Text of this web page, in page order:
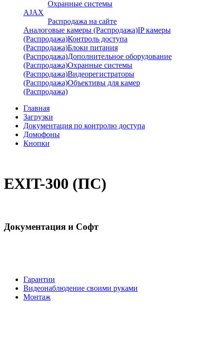
Охранные системы
AJAX
Распродажа на сайте
Аналоговые камеры (Распродажа)IP камеры
(Распродажа)Контроль доступа
(Распродажа)Блоки питания
(Распродажа)Дополнительное оборудование
(Распродажа)Охранные системы
(Распродажа)Видеорегистраторы
(Распродажа)Объективы для камер
(Распродажа)
Главная
Загрузки
Документация по контролю доступа
Домофоны
Кнопки
EXIT-300 (ПС)
Документация и Софт
Гарантии
Видеонаблюдение своими руками
Монтаж